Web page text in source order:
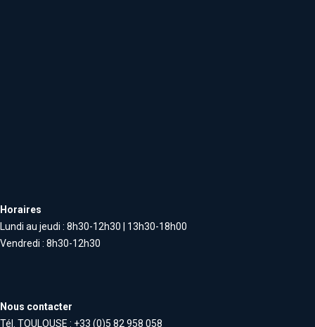
Horaires
Lundi au jeudi : 8h30-12h30 | 13h30-18h00
Vendredi : 8h30-12h30
Nous contacter
Tél. TOULOUSE : +33 (0)5 82 958 058